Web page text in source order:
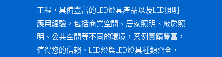
工程，具備豐富的LED燈具產品以及LED照明
應用經驗，包括商業空間、居家照明、廠房照
明、公共空間等不同的環境，案例實蹟豐富，
值得您的信賴。LED燈與LED燈具種類齊全，